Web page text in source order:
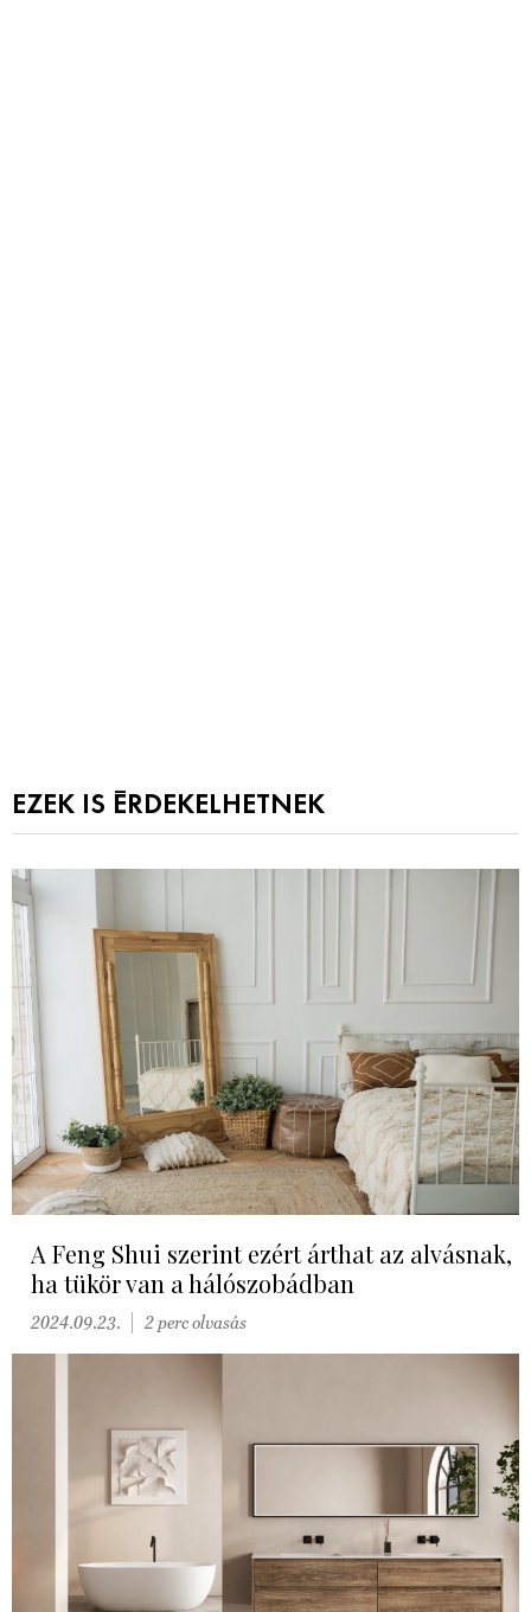
EZEK IS ÉRDEKELHETNEK
A Feng Shui szerint ezért árthat az alvásnak,
ha tükör van a hálószobádban
2024.09.23. 2 perc olvasás